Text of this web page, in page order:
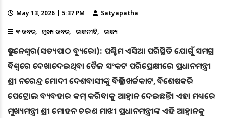
May 13, 2026 | 5:37 PM Satyapatha
ବଡ ଖବର ମୁଖ୍ୟ ଖବର ରାଜନୀତି ରାଜ୍ୟ
ଭୁବନେଶ୍ୱର(ସତ୍ୟପାଠ ବ୍ୟୁରୋ): ପଶ୍ଚିମ ଏସିଆ ପରିସ୍ଥିତି ଯୋଗୁଁ ସମଗ୍ର
ବିଶ୍ୱରେ ଦେଖାଦେଇଥିବା ତୈଳ ସଂକଟ ପରିପ୍ରେକ୍ଷୀରେ ପ୍ରଧାନମନ୍ତ୍ରୀ
ଶ୍ରୀ ନରେନ୍ଦ୍ର ମୋଦୀ ଦେଶବାସୀଙ୍କୁ ବିଭିନ୍ନ ଖର୍ଚ୍ଚକାଟ, ବିଶେଷକରି
ପେଟ୍ରୋଲ ବ୍ୟବହାର କମ୍ କରିବାକୁ ଆହ୍ୱାନ ଦେଇଛନ୍ତି। ଏହା ମଧ୍ୟରେ
ମୁଖ୍ୟମନ୍ତ୍ରୀ ଶ୍ରୀ ମୋହନ ଚରଣ ମାଝୀ ପ୍ରଧାନମନ୍ତ୍ରୀଙ୍କ ଏହି ଆହ୍ୱାନକୁ